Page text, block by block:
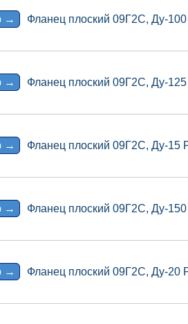
→ Фланец плоский 09Г2С, Ду-
→ Фланец плоский 09Г2С, Ду-
→ Фланец плоский 09Г2С, Ду-15
→ Фланец плоский 09Г2С, Ду-
→ Фланец плоский 09Г2С, Ду-20